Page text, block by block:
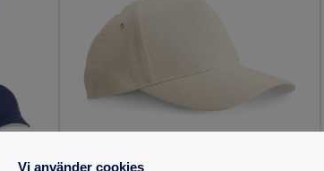
Vi använder cookies